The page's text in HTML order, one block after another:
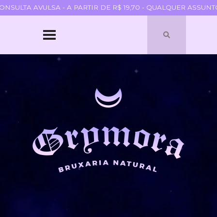
AVULSA - A PARTIR DE R$ 19,70 - QUALQUER ASSUNTO
QUEM SOU